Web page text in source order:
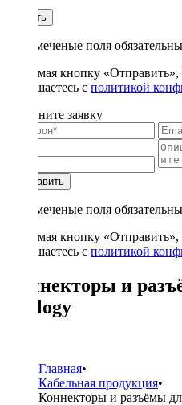
Купить
* - отмеченые поля
Нажимая кнопку
соглашаетесь с политикой
Заполните заявку
Отправить
* - отмеченые поля
Нажимая кнопку
соглашаетесь с политикой
Коннекторы и
Prology
Главная•
Кабельная продукция•
Коннекторы и разъёмы